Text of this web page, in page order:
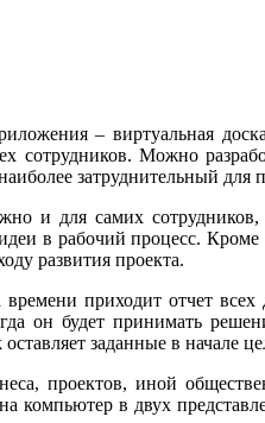
– виртуальная
Можно
затруднительный для
и для самих
в рабочий процесс.
развития проекта.
приходит отчет
он будет принимать
заданные в
проектов, иной
компьютер в двух